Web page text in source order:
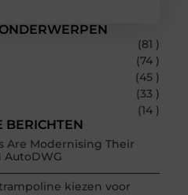
(81 )
(74 )
(45 )
(33 )
(14 )
BERICHTEN
Are Modernising Their
AutoDWG
kiezen voor